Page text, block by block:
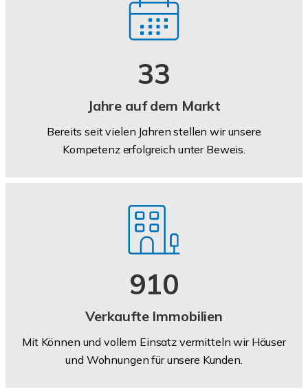
33
Jahre auf dem Markt
Bereits seit vielen Jahren stellen wir unsere
Kompetenz erfolgreich unter Beweis.
910
Verkaufte Immobilien
Mit Können und vollem Einsatz vermitteln wir Häuser
und Wohnungen für unsere Kunden.